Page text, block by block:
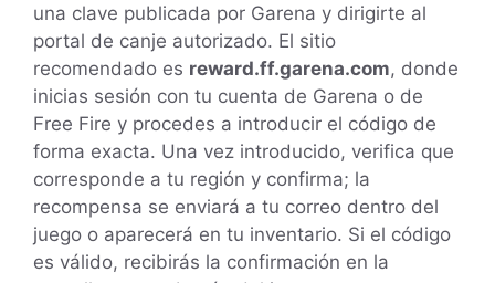
una clave publicada por Garena y dirigirte al
portal de canje autorizado. El sitio
recomendado es reward.ff.garena.com, donde
inicias sesión con tu cuenta de Garena o de
Free Fire y procedes a introducir el código de
forma exacta. Una vez introducido, verifica que
corresponde a tu región y confirma; la
recompensa se enviará a tu correo dentro del
juego o aparecerá en tu inventario. Si el código
es válido, recibirás la confirmación en la